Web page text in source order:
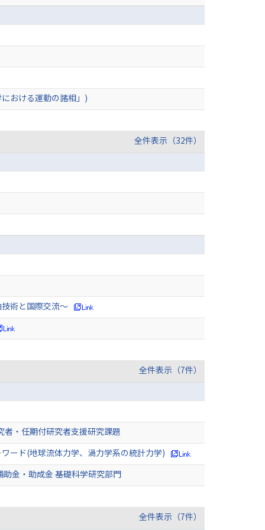
おける運動の諸相」)
全件表示（32件）
術と国際交流～
全件表示（7件）
者・任期付研究者支援研究課題
ード(地球流体力学、渦力学系の統計力学)
金・助成金 基礎科学研究部門
全件表示（7件）